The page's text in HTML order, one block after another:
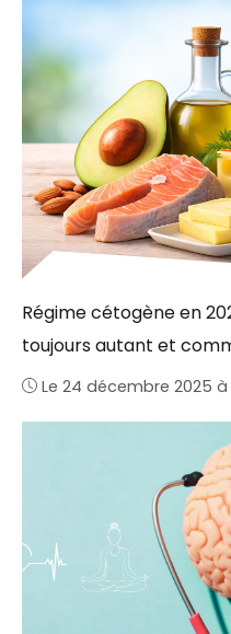
Régime cétogène en
toujours autant et
Le 24 décembre 2025 à